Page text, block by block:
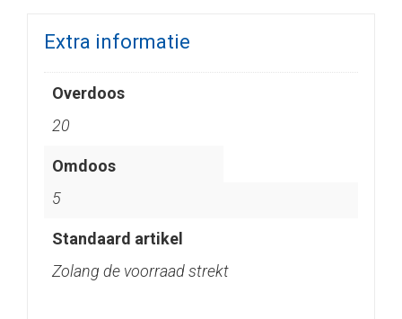
Extra informatie
Overdoos
20
Omdoos
5
Standaard artikel
Zolang de voorraad strekt